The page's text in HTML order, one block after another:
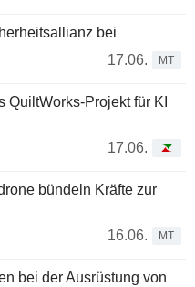
bei
17.06.
MT
Projekt für KI
17.06.
bündeln Kräfte zur
16.06.
MT
bei der Ausrüstung von